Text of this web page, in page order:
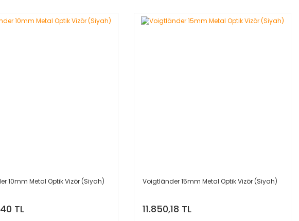
10mm Metal Optik Vizör (Siyah)
TL
Voigtländer 15mm Metal Optik Vizör (Siyah)
11.850,18 TL